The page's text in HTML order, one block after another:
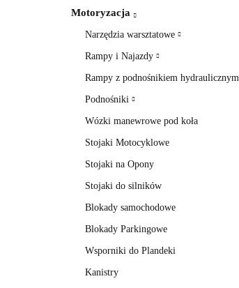
Motoryzacja
Narzędzia warsztatowe
Rampy i Najazdy
Rampy z podnośnikiem hydraulicznym
Podnośniki
Wózki manewrowe pod koła
Stojaki Motocyklowe
Stojaki na Opony
Stojaki do silników
Blokady samochodowe
Blokady Parkingowe
Wsporniki do Plandeki
Kanistry